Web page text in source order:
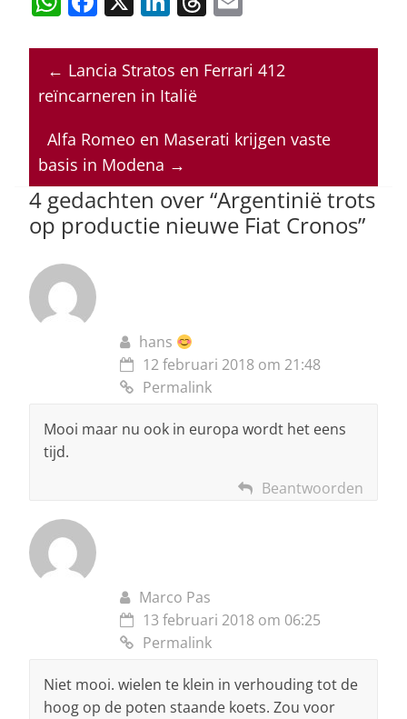
at
s
p
p
c
e
o
o
k
k
e
n
re
a
s
ai
l
← Lancia Stratos en Ferrari 412
reïncarneren in Italië
Alfa Romeo en Maserati krijgen vaste
basis in Modena →
4 gedachten over “Argentinië trots
op productie nieuwe Fiat Cronos”
hans
12 februari 2018 om 21:48
Permalink
Mooi maar nu ook in europa wordt het eens
tijd.
Beantwoorden
Marco Pas
13 februari 2018 om 06:25
Permalink
Niet mooi. wielen te klein in verhouding tot de
hoog op de poten staande koets. Zou voor